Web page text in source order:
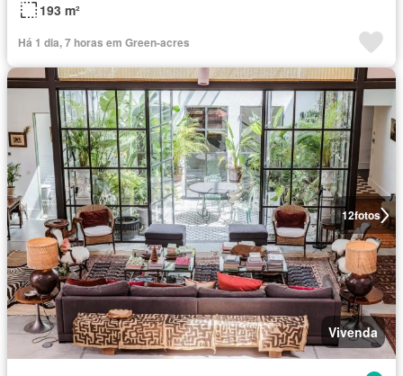
193 m²
Há 1 dia, 7 horas em Green-acres
12fotos
Vivenda